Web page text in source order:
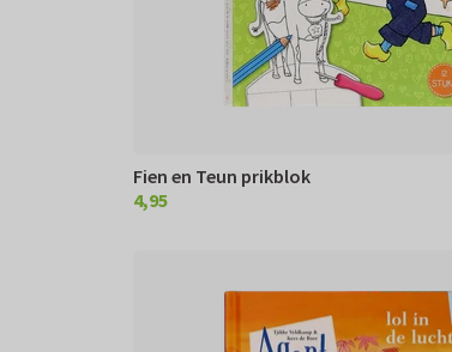
Fien en Teun prikblok
€ 4,95
4,95